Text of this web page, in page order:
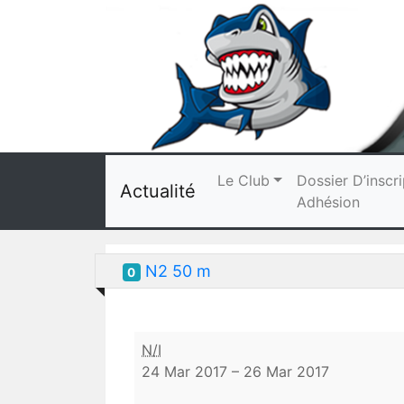
Actualité Le Club
Dossier
Adhésion
0 N2 50 m
N2
50
N/I
24 Mar 2017 – 26 Mar 2017